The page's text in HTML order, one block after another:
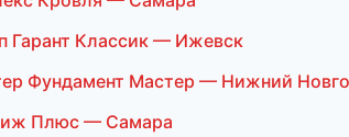
Гарант Классик — Ижевск
Фундамент Мастер — Нижний
Плюс — Самара